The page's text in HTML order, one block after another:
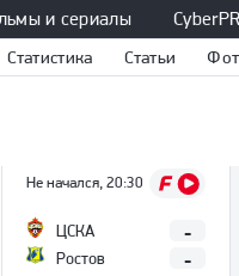
и сериалы
Статистика Статьи
Не начался, 20:30
ЦСКА
Ростов
-
-